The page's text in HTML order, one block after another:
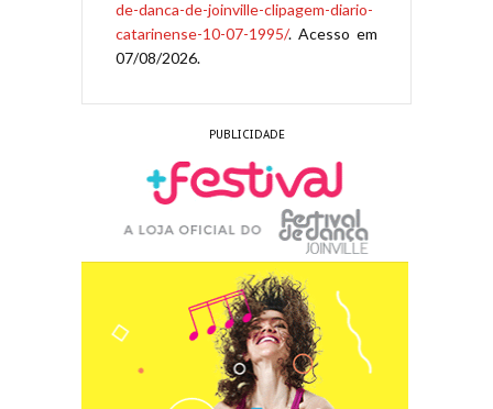
de-danca-de-joinville-clipagem-diario-
catarinense-10-07-1995/. Acesso em
07/08/2026.
PUBLICIDADE